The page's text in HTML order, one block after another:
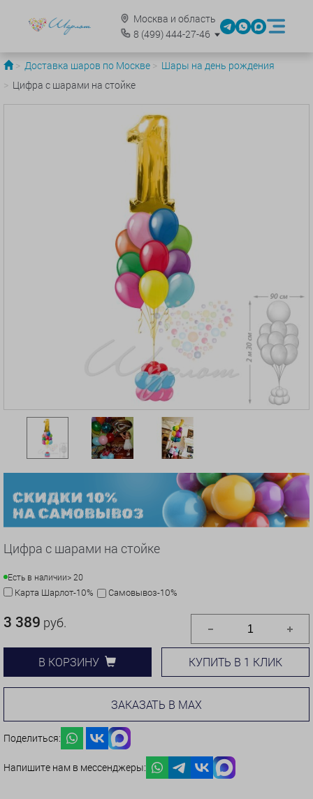
Москва и область
8 (499)444-27-46
Доставка шаров по Москве
Шары на день рождения
Цифра с шарами на стойке
Цифра с шарами на стойке
Есть в наличии> 20
Карта Шарлот-10% Самовывоз-10%
3 389 руб.
В КОРЗИНУ КУПИТЬ В 1 КЛИК
ЗАКАЗАТЬ В MAX
Поделиться:
Напишите нам в мессенджеры: